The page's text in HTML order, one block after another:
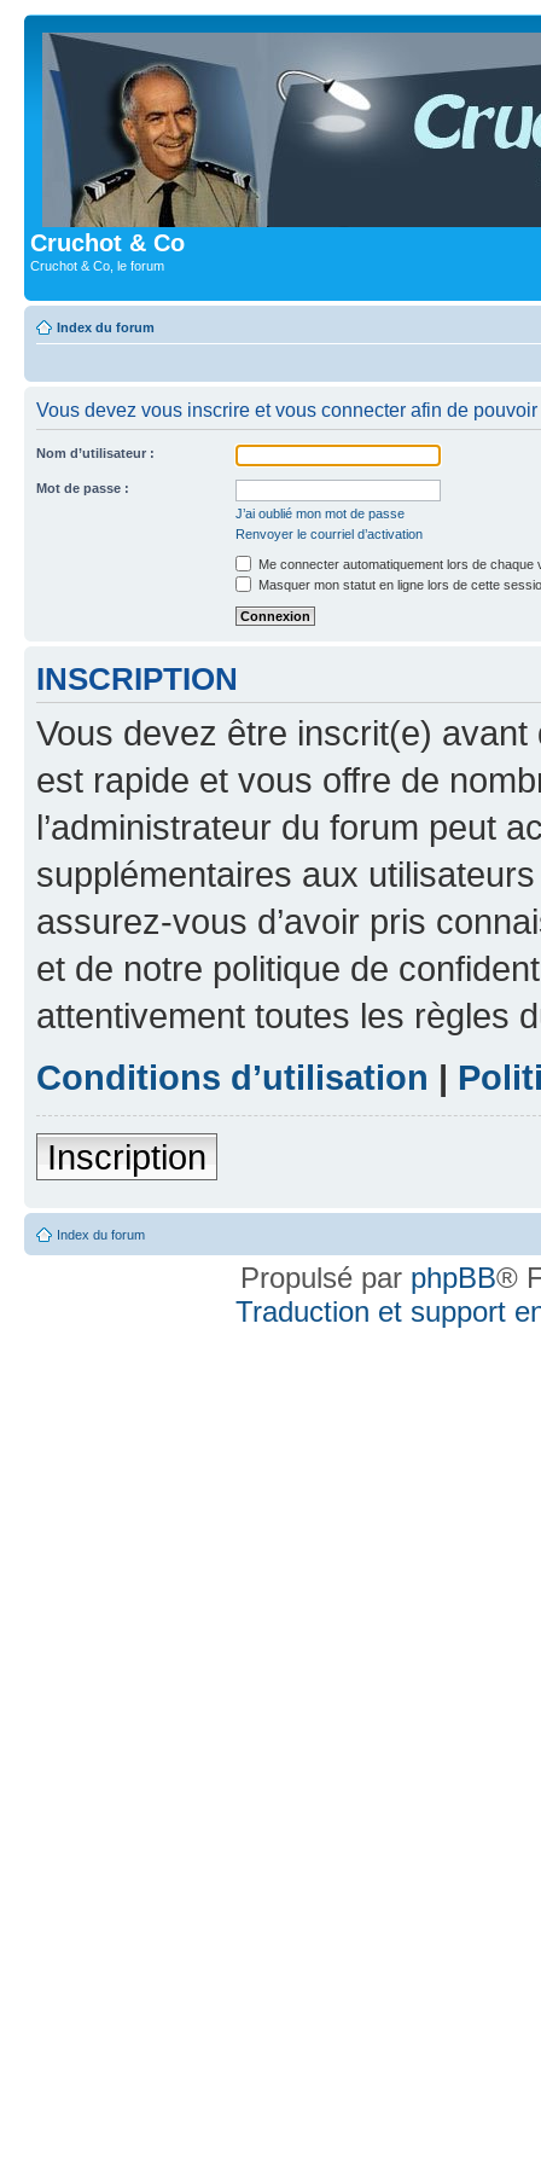
Cruchot & Co
Cruchot & Co, le forum
Index du forum
Vous devez vous inscrire et vous connecter afin de
Nom d’utilisateur :
Mot de passe :
J’ai oublié mon mot de passe
Renvoyer le courriel d’activation
Me connecter automatiquement lors de chaque
Masquer mon statut en ligne lors de cette
INSCRIPTION
Vous devez être inscrit(e) avant
est rapide et vous offre de
l’administrateur du forum peut
supplémentaires aux
assurez-vous d’avoir pris
et de notre politique de
attentivement toutes les règles
Conditions d’utilisation |
Inscription
Index du forum
Propulsé par phpBB®
Traduction et support